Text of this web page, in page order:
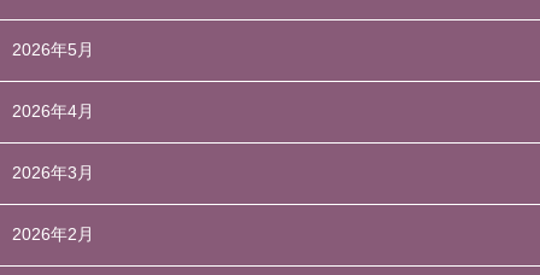
2026年5月
2026年4月
2026年3月
2026年2月